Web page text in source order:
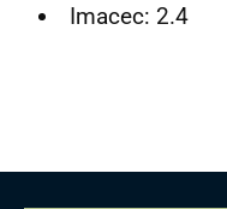
Imacec: 2.4